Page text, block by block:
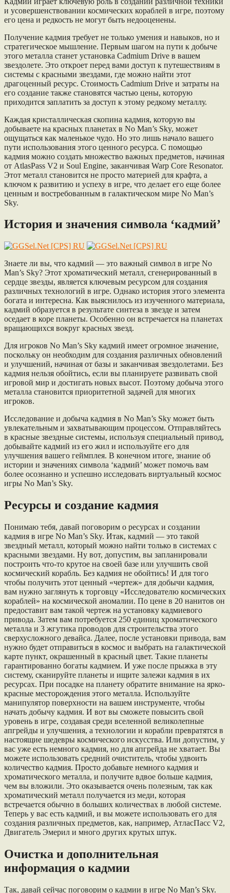
и усовершенствовании космических кораблей в игре, поэтому
его цена и редкость не могут быть недооценены.
Получение кадмия требует не только умения и навыков, но и
стратегическое мышление. Первым шагом на пути к добыче
этого металла станет установка Cadmium Drive в вашем
звездолете. Это откроет перед вами доступ к путешествиям в
системы с красными звездами, где можно найти этот
драгоценный ресурс. Стоимость Cadmium Drive и затраты на
его создание также становятся частью цены, которую
приходится заплатить за доступ к этому редкому металлу.
Каждая кристаллическая скопина кадмия, которую вы
добываете на красных планетах в No Man’s Sky, может
ощущаться как маленькое чудо. Но это лишь начало вашего
пути использования этого ценного ресурса. С помощью
кадмия можно создать множество важных предметов, начиная
от AtlasPass V2 и Soul Engine, заканчивая Warp Core Resonator.
Этот металл становится не просто материей для крафта, а
ключом к развитию и успеху в игре, что делает его еще более
ценным и востребованным в галактическом мире No Man’s
Sky.
История и значения символа ‘кадмий’
Знаете ли вы, что кадмий — это важный символ в игре No
Man’s Sky? Этот хроматический металл, сгенерированный в
сердце звезды, является ключевым ресурсом для создания
различных технологий в игре. Однако история этого элемента
богата и интересна. Как выяснилось из изученного материала,
кадмий образуется в результате синтеза в звезде и затем
оседает в коре планеты. Особенно он встречается на планетах
вращающихся вокруг красных звезд.
Для игроков No Man’s Sky кадмий имеет огромное значение,
поскольку он необходим для создания различных обновлений
и улучшений, начиная от базы и заканчивая звездолетами. Без
кадмия нельзя обойтись, если вы планируете развивать свой
игровой мир и достигать новых высот. Поэтому добыча этого
металла становится приоритетной задачей для многих
игроков.
Исследование и добыча кадмия в No Man’s Sky может быть
увлекательным и захватывающим процессом. Отправляйтесь
в красные звездные системы, используя специальный привод,
добывайте кадмий из его жил и используйте его для
улучшения вашего геймплея. В конечном итоге, знание об
истории и значениях символа ‘кадмий’ может помочь вам
более осознанно и успешно исследовать виртуальный космос
игры No Man’s Sky.
Ресурсы и создание кадмия
Понимаю тебя, давай поговорим о ресурсах и создании
кадмия в игре No Man’s Sky. Итак, кадмий — это такой
звездный металл, который можно найти только в системах с
красными звездами. Ну вот, допустим, вы запланировали
построить что-то крутое на своей базе или улучшить свой
космический корабль. Без кадмия не обойтись! И для того
чтобы получить этот ценный «чертеж» для добычи кадмия,
вам нужно заглянуть к торговцу «Исследователю космических
кораблей» на космической аномалии. По цене в 20 нанитов он
предоставит вам такой чертеж на установку кадмиевого
привода. Затем вам потребуется 250 единиц хроматического
металла и 3 жгутика проводов для строительства этого
сверхусложного девайса. Далее, после установки привода, вам
нужно будет отправиться в космос и выбрать на галактической
карте пункт, окрашенный в красный цвет. Такие планеты
гарантированно богаты кадмием. И уже после прыжка в эту
систему, сканируйте планеты и ищите залежи кадмия в их
ресурсах. При посадке на планету обратите внимание на ярко-
красные месторождения этого металла. Используйте
манипулятор поверхности на вашем инструменте, чтобы
начать добычу кадмия. И вот вы сможете повысить свой
уровень в игре, создавая среди вселенной великолепные
апгрейды и улучшения, а технологии и корабли превратятся в
настоящие шедевры космического искусства. Или допустим, у
вас уже есть немного кадмия, но для апгрейда не хватает. Вы
можете использовать средний очиститель, чтобы удвоить
количество кадмия. Просто добавьте немного кадмия и
хроматического металла, и получите вдвое больше кадмия,
чем вы вложили. Это оказывается очень полезным, так как
хроматический металл получается из меди, которая
встречается обычно в больших количествах в любой системе.
Теперь у вас есть кадмий, и вы можете использовать его для
создания различных предметов, как, например, АтласПасс V2,
Двигатель Эмерил и много других крутых штук.
Очистка и дополнительная
информация о кадмии
Так, давай сейчас поговорим о кадмии в игре No Man’s Sky.